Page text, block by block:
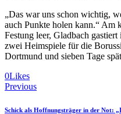
„Das war uns schon wichtig,
auch Punkte holen kann.“ Am
Festung leer, Gladbach
zwei Heimspiele für die
Dortmund und sieben Tage
0Likes
Beitragsnavigation
Previous
Schick als Hoffnungsträger in der Not: